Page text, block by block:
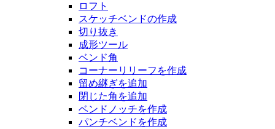
ロフト
スケッチベンドの作成
切り抜き
成形ツール
ベンド角
コーナーリリーフを作成
留め継ぎを追加
閉じた角を追加
ベンドノッチを作成
パンチベンドを作成